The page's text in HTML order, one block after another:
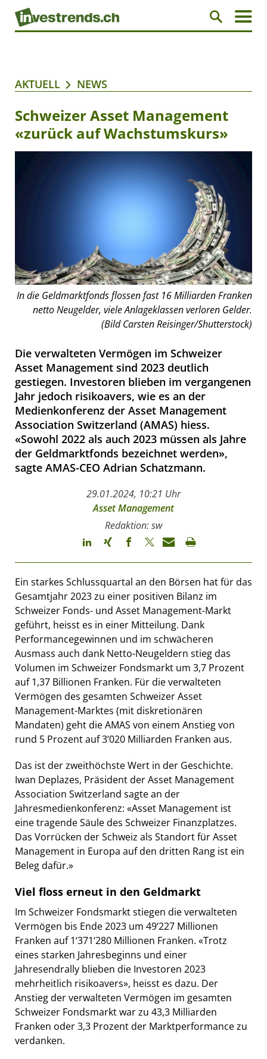
AKTUELL NEWS
Schweizer Asset Management
«zurück auf Wachstumskurs»
In die Geldmarktfonds flossen fast 16 Milliarden Franken
netto Neugelder, viele Anlageklassen verloren Gelder.
(Bild Carsten Reisinger/Shutterstock)
Die verwalteten Vermögen im Schweizer
Asset Management sind 2023 deutlich
gestiegen. Investoren blieben im vergangenen
Jahr jedoch risikoavers, wie es an der
Medienkonferenz der Asset Management
Association Switzerland (AMAS) hiess.
«Sowohl 2022 als auch 2023 müssen als Jahre
der Geldmarktfonds bezeichnet werden»,
sagte AMAS-CEO Adrian Schatzmann.
29.01.2024, 10:21 Uhr
Asset Management
Redaktion: sw
Ein starkes Schlussquartal an den Börsen hat für das
Gesamtjahr 2023 zu einer positiven Bilanz im
Schweizer Fonds- und Asset Management-Markt
geführt, heisst es in einer Mitteilung. Dank
Performancegewinnen und im schwächeren
Ausmass auch dank Netto-Neugeldern stieg das
Volumen im Schweizer Fondsmarkt um 3,7 Prozent
auf 1,37 Billionen Franken. Für die verwalteten
Vermögen des gesamten Schweizer Asset
Management-Marktes (mit diskretionären
Mandaten) geht die AMAS von einem Anstieg von
rund 5 Prozent auf 3‘020 Milliarden Franken aus.
Das ist der zweithöchste Wert in der Geschichte.
Iwan Deplazes, Präsident der Asset Management
Association Switzerland sagte an der
Jahresmedienkonferenz: «Asset Management ist
eine tragende Säule des Schweizer Finanzplatzes.
Das Vorrücken der Schweiz als Standort für Asset
Management in Europa auf den dritten Rang ist ein
Beleg dafür.»
Viel floss erneut in den Geldmarkt
Im Schweizer Fondsmarkt stiegen die verwalteten
Vermögen bis Ende 2023 um 49‘227 Millionen
Franken auf 1‘371‘280 Millionen Franken. «Trotz
eines starken Jahresbeginns und einer
Jahresendrally blieben die Investoren 2023
mehrheitlich risikoavers», heisst es dazu. Der
Anstieg der verwalteten Vermögen im gesamten
Schweizer Fondsmarkt war zu 43,3 Milliarden
Franken oder 3,3 Prozent der Marktperformance zu
verdanken.